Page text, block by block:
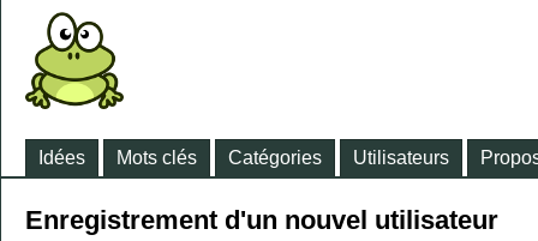
Idées Mots clés Catégories Utilisateurs
Enregistrement d'un nouvel utilisateur